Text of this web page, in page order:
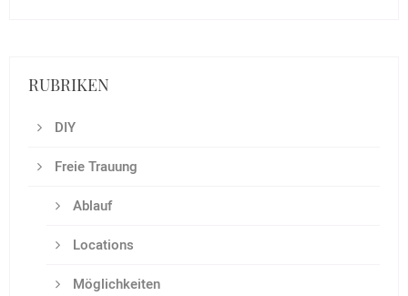
RUBRIKEN
DIY
Freie Trauung
Ablauf
Locations
Möglichkeiten